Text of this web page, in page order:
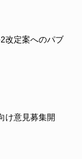
改定案へのパブ
け意見募集開